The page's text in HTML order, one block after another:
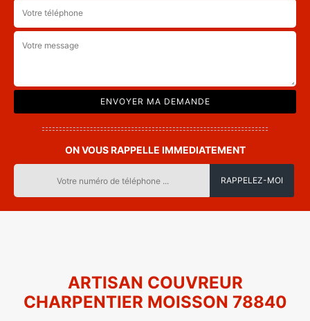
ON VOUS RAPPELLE IMMEDIATEMENT
ARTISAN COUVREUR
CHARPENTIER MOISSON 78840